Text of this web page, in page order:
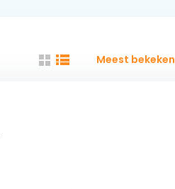
Meest bekeken